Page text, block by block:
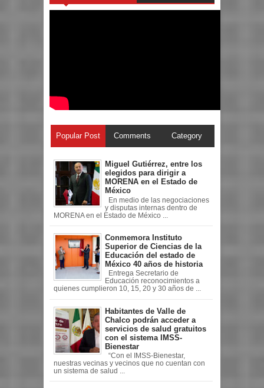
Popular Post Comments Category
Miguel Gutiérrez, entre los
elegidos para dirigir a
MORENA en el Estado de
México
En medio de las negociaciones
y disputas internas dentro de
MORENA en el Estado de México ...
Conmemora Instituto
Superior de Ciencias de la
Educación del estado de
México 40 años de historia
Entrega Secretario de
Educación reconocimientos a
quienes cumplieron 10, 15, 20 y 30 años de ...
Habitantes de Valle de
Chalco podrán acceder a
servicios de salud gratuitos
con el sistema IMSS-
Bienestar
“Con el IMSS-Bienestar,
nuestras vecinas y vecinos que no cuentan con
un sistema de salud ...